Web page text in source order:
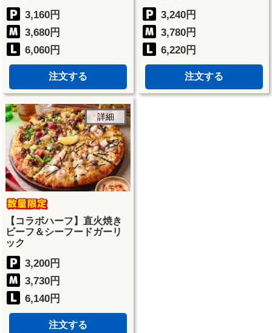
3,160円
3,680円
6,060円
注文する
3,240円
3,780円
6,220円
注文する
詳細
【コラボハーフ】直火焼き
ビーフ＆シーフードガーリ
ック
3,200円
3,730円
6,140円
注文する